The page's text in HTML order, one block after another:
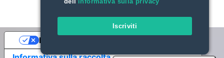
Iscriviti
Le tue preferenze relative alla privacy